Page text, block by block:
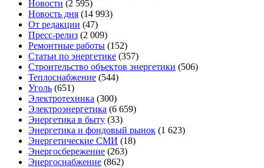
Новости (2 595)
Новость дня (14 993)
От редакции (47)
Пресс-релиз (2 009)
Ремонтные работы (152)
Статьи по энергетике (357)
Строительство объектов энергетики (506)
Теплоснабжение (544)
Уголь (651)
Электротехника (300)
Электроэнергетика (6 659)
Энергетика в быту (33)
Энергетика и фондовый рынок (1 623)
Энергетические СМИ (18)
Энергосбережение (263)
Энергоснабжение (862)